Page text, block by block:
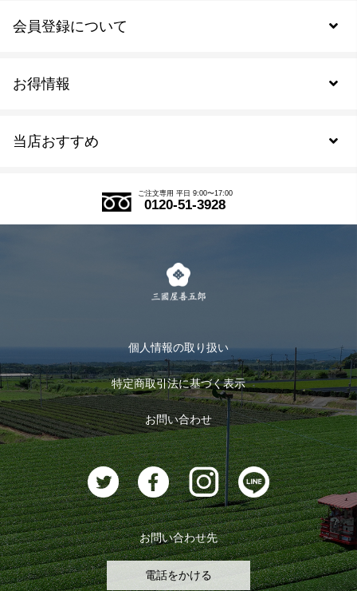
当店おすすめ
式部の香りシリーズ
お茶のギフト
おすすめのお茶
お茶に合うスイーツ
お得情報
会員登録について
会員規約について
ログイン
ログアウト
ご注文専用 平日 9:00〜17:00
0120-51-3928
個人情報の取り扱い
特定商取引法に基づく表示
お問い合わせ
お問い合わせ先
電話をかける